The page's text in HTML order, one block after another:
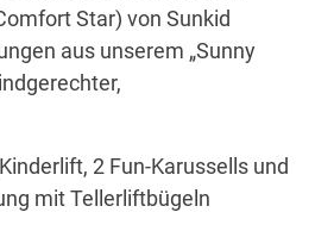
Star) von Sunkid
aus unserem „Sunny
2 Fun-Karussells und
mit Tellerliftbügeln